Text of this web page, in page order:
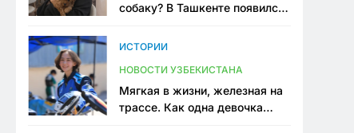
собаку? В Ташкенте появился
ИСТОРИИ
НОВОСТИ УЗБЕКИСТАНА
Мягкая в жизни, железная на
трассе. Как одна девочка